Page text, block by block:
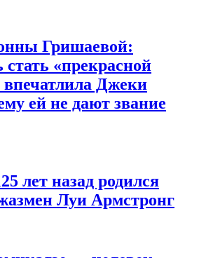
Гришаевой:
стать «прекрасной
впечатлила Джеки
ей не дают звание
лет назад родился
Луи Армстронг